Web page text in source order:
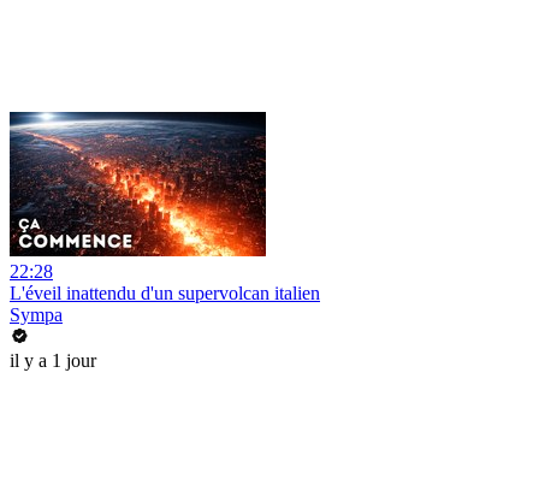
22:28
L'éveil inattendu d'un supervolcan italien
Sympa
il y a 1 jour